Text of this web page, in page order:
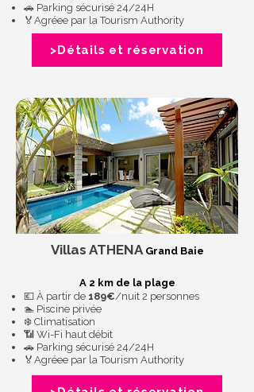
🚗 Parking sécurisé 24/24H
🏅Agréee par la Tourism Authority
>Détails et réservation
Villas ATHENA Grand Baie
A 2 km de la plage
💶 À partir de 189€/nuit 2 personnes
🏊 Piscine privée
❄️ Climatisation
📶 Wi-Fi haut débit
🚗 Parking sécurisé 24/24H
🏅Agréee par la Tourism Authority